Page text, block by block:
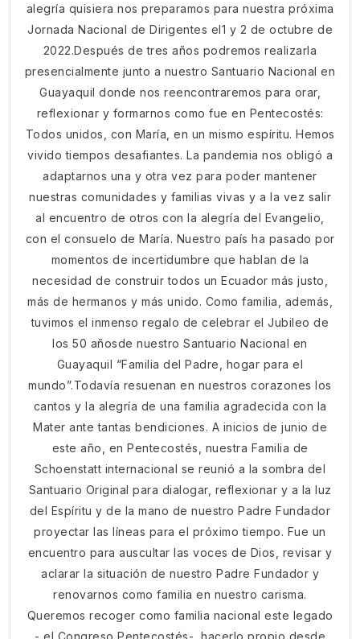
alegría quisiera nos preparamos para nuestra próxima
Jornada Nacional de Dirigentes el1 y 2 de octubre de
2022.Después de tres años podremos realizarla
presencialmente junto a nuestro Santuario Nacional en
Guayaquil donde nos reencontraremos para orar,
reflexionar y formarnos como fue en Pentecostés:
Todos unidos, con María, en un mismo espíritu. Hemos
vivido tiempos desafiantes. La pandemia nos obligó a
adaptarnos una y otra vez para poder mantener
nuestras comunidades y familias vivas y a la vez salir
al encuentro de otros con la alegría del Evangelio,
con el consuelo de María. Nuestro país ha pasado por
momentos de incertidumbre que hablan de la
necesidad de construir todos un Ecuador más justo,
más de hermanos y más unido. Como familia, además,
tuvimos el inmenso regalo de celebrar el Jubileo de
los 50 añosde nuestro Santuario Nacional en
Guayaquil “Familia del Padre, hogar para el
mundo”.Todavía resuenan en nuestros corazones los
cantos y la alegría de una familia agradecida con la
Mater ante tantas bendiciones. A inicios de junio de
este año, en Pentecostés, nuestra Familia de
Schoenstatt internacional se reunió a la sombra del
Santuario Original para dialogar, reflexionar y a la luz
del Espíritu y de la mano de nuestro Padre Fundador
proyectar las líneas para el próximo tiempo. Fue un
encuentro para auscultar las voces de Dios, revisar y
aclarar la situación de nuestro Padre Fundador y
renovarnos como familia en nuestro carisma.
Queremos recoger como familia nacional este legado
- el Congreso Pentecostés-, hacerlo propio desde